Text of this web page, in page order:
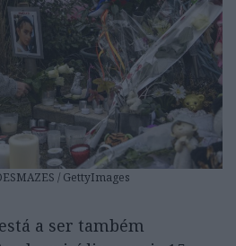
/ GettyImages
a ser também